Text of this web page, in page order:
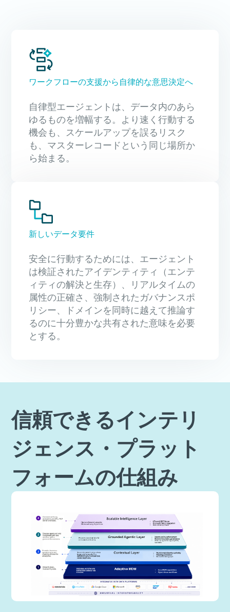
ワークフローの支援から自律的な意思決定へ
自律型エージェントは、データ内のあら
ゆるものを増幅する。より速く行動する
機会も、スケールアップを誤るリスク
も、マスターレコードという同じ場所か
ら始まる。
新しいデータ要件
安全に行動するためには、エージェント
は検証されたアイデンティティ（エンテ
ィティの解決と生存）、リアルタイムの
属性の正確さ、強制されたガバナンスポ
リシー、ドメインを同時に越えて推論す
るのに十分豊かな共有された意味を必要
とする。
信頼できるインテリ
ジェンス・プラット
フォームの仕組み